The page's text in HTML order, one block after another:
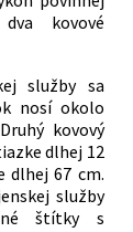
kovové
služby sa
nosí okolo
kovový
dlhej 12
dlhej 67 cm.
služby
štítky s